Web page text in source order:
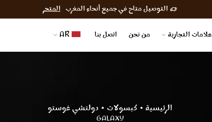
التوصيل متاح في جميع أنحاء المغرب المتجر
علامات التجارية من نحن اتصل بنا AR
الرئيسية • كبسولات • دولتشي غوستو
GALAXY